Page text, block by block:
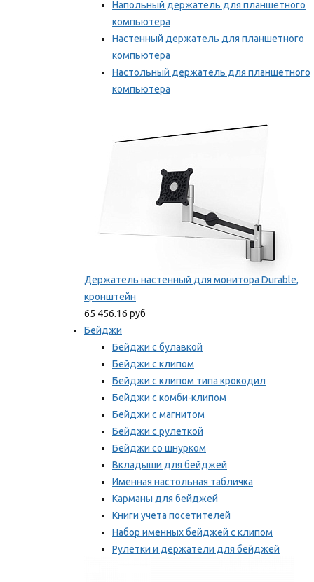
Напольный держатель для планшетного
компьютера
Настенный держатель для планшетного
компьютера
Настольный держатель для планшетного
компьютера
Держатель настенный для монитора Durable,
кронштейн
65 456.16 руб
Бейджи
Бейджи с булавкой
Бейджи с клипом
Бейджи с клипом типа крокодил
Бейджи с комби-клипом
Бейджи с магнитом
Бейджи с рулеткой
Бейджи со шнурком
Вкладыши для бейджей
Именная настольная табличка
Карманы для бейджей
Книги учета посетителей
Набор именных бейджей с клипом
Рулетки и держатели для бейджей